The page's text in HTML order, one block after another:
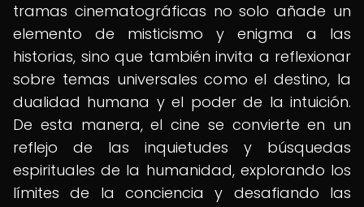
tramas cinematográficas no solo añade un
elemento de misticismo y enigma a las
historias, sino que también invita a reflexionar
sobre temas universales como el destino, la
dualidad humana y el poder de la intuición.
De esta manera, el cine se convierte en un
reflejo de las inquietudes y búsquedas
espirituales de la humanidad, explorando los
límites de la conciencia y desafiando las